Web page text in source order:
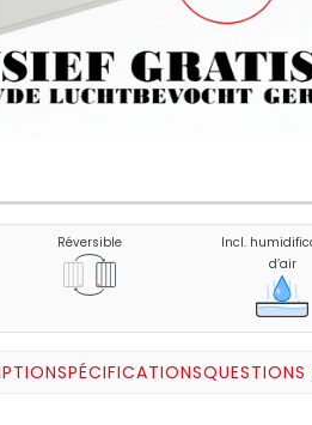
Réversible
Incl.
d’air
SPÉCIFICATIONSQUESTIONS